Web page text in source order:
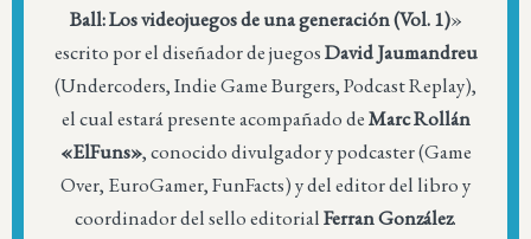
Ball: Los videojuegos de una generación (Vol. 1)»
escrito por el diseñador de juegosDavid Jaumandreu
(Undercoders, Indie Game Burgers, Podcast Replay),
el cual estará presente acompañado deMarc Rollán
«ElFuns», conocido divulgador y podcaster (Game
Over, EuroGamer, FunFacts) y del editor del libro y
coordinador del sello editorialFerran González.